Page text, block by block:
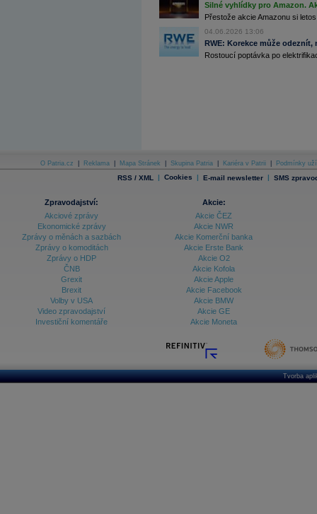
Archiv - Měnová politika
Archiv - Treasury alerty
Archiv - Vývoj české koruny
Archiv analýz - Makroukazatele
Ceny průmyslových výrobců - Data a prognózy
Ceny průmyslových výrobců - Graf (ČR)
Databanka - Akcie
Silné vyhlídky pro Amazon.
Přestože akcie Amazonu si
04.06.2026 13:06
RWE: Korekce může
Rostoucí poptávka po
O Patria.cz Reklama Mapa Stránek Skupina Patria Kariéra v Patrii Podmínky
RSS / XML | Cookies | E-mail newsletter | SMS
Zpravodajství:
Akciové zprávy
Ekonomické zprávy
Zprávy o měnách a sazbách
Zprávy o komoditách
Zprávy o HDP
ČNB
Grexit
Brexit
Volby v USA
Video zpravodajství
Investiční komentáře
Akcie:
Akcie ČEZ
Akcie NWR
Akcie Komerční banka
Akcie Erste Bank
Akcie O2
Akcie Kofola
Akcie Apple
Akcie Facebook
Akcie BMW
Akcie GE
Akcie Moneta
Tvorba